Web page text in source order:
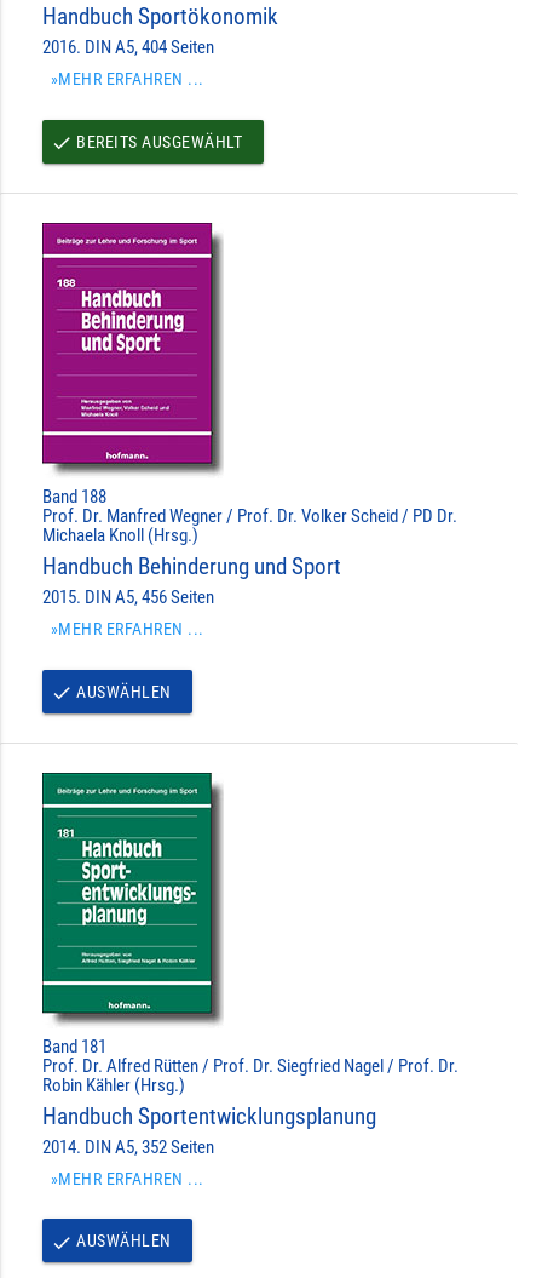
Handbuch Sportökonomik
2016. DIN A5, 404 Seiten
»MEHR ERFAHREN ...
done BEREITS AUSGEWÄHLT
Band 188
Prof. Dr. Manfred Wegner / Prof. Dr. Volker Scheid / PD Dr.
Michaela Knoll (Hrsg.)
Handbuch Behinderung und Sport
2015. DIN A5, 456 Seiten
»MEHR ERFAHREN ...
done AUSWÄHLEN
Band 181
Prof. Dr. Alfred Rütten / Prof. Dr. Siegfried Nagel / Prof. Dr.
Robin Kähler (Hrsg.)
Handbuch Sportentwicklungsplanung
2014. DIN A5, 352 Seiten
»MEHR ERFAHREN ...
done AUSWÄHLEN